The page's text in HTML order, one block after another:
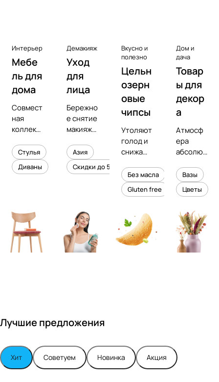
Интерьер
Мебе
ль для
дома
Совмест
ная
коллекц
предмет
ным
дизайне
Турским
Стулья
Диваны
Демакияж
Уход
для
лица
Бережно
е снятие
макияжа
увлажне
ние
кожи
Азия
Скидки до 50%
Вкусно и
полезно
Цельн
озерн
овые
чипсы
Утоляют
голод и
снижают
холесте
рина
Без масла
Gluten free
Дом и
дача
Товар
ы для
декор
а
Атмосф
ера
абсолют
уюта в
вашем
интерье
Вазы
Цветы
Лучшие предложения
Хит Советуем Новинка Акция